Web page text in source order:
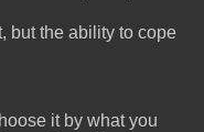
but the ability to cope
it by what you